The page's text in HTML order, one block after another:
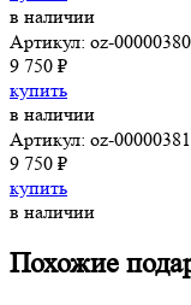
в наличии
Артикул: oz-00000380
9 750 ₽
купить
в наличии
Артикул: oz-00000381
9 750 ₽
купить
в наличии
Похожие